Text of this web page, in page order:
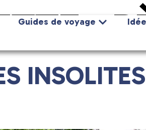
Guides de voyage: